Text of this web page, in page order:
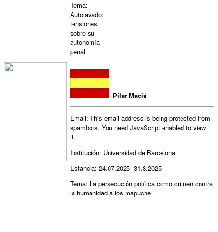
Tema:
Autolavado:
tensiones
sobre su
autonomía
penal
Pilar Maciá
Email: This email address is being protected from
spambots. You need JavaScript enabled to view
it.
Institución: Universidad de Barcelona
Estancia: 24.07.2025- 31.8.2025
Tema: La persecución política como crimen contra
la humanidad a los mapuche